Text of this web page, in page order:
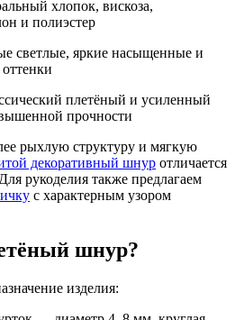
хлопок, вискоза,
и полиэстер
светлые, яркие насыщенные и
плетёный и усиленный
прочности
рыхлую структуру и мягкую
декоративный шнур отличается
рукоделия также предлагаем
с характерным узором
шнур?
изделия: